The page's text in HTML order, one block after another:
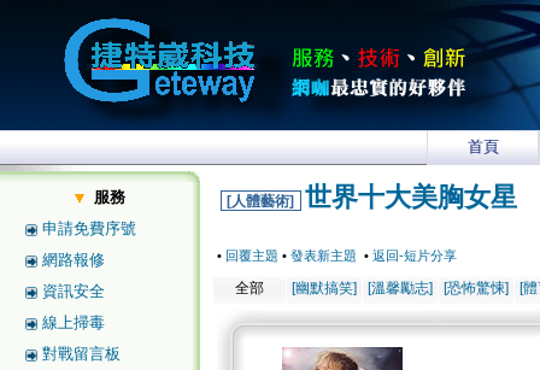
首頁
服務
申請免費序號
網路報修
資訊安全
線上掃毒
對戰留言板
[人體藝術] 世界十大美胸女星
• 回覆主題 • 發表新主題 • 返回-短片分享
全部 [幽默搞笑] [溫馨勵志] [恐怖驚悚] [